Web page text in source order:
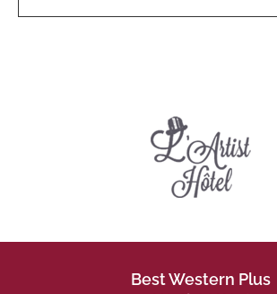
Best Western Plus